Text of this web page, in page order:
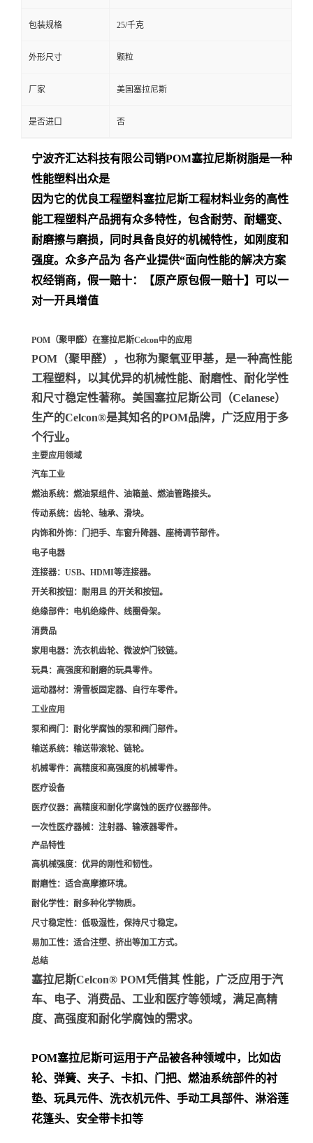
包装规格 25/千克
外形尺寸 颗粒
厂家 美国塞拉尼斯
是否进口 否
宁波齐汇达科技有限公司销POM塞拉尼斯树脂是一种
性能塑料出众是
因为它的优良工程塑料塞拉尼斯工程材料业务的高性
能工程塑料产品拥有众多特性，包含耐劳、耐蠕变、
耐磨擦与磨损，同时具备良好的机械特性，如刚度和
强度。众多产品为 各产业提供“面向性能的解决方案
权经销商，假一赔十：【原产原包假一赔十】可以一
对一开具增值
POM（聚甲醛）在塞拉尼斯Celcon中的应用
POM（聚甲醛）
，也称为聚氧亚甲基，是一种高性能
工程塑料，以其优异的机械性能、耐磨性、耐化学性
和尺寸稳定性著称。美国塞拉尼斯公司（Celanese）
生产的Celcon®是其知名的POM品牌，广泛应用于多
个行业。
主要应用领域
汽车工业
燃油系统：燃油泵组件、油箱盖、燃油管路接头。
传动系统：齿轮、轴承、滑块。
内饰和外饰：门把手、车窗升降器、座椅调节部件。
电子电器
连接器：USB、HDMI等连接器。
开关和按钮：耐用且 的开关和按钮。
绝缘部件：电机绝缘件、线圈骨架。
消费品
家用电器：洗衣机齿轮、微波炉门铰链。
玩具：高强度和耐磨的玩具零件。
运动器材：滑雪板固定器、自行车零件。
工业应用
泵和阀门 ：耐化学腐蚀的泵和阀门部件。
输送系统：输送带滚轮、链轮。
机械零件：高精度和高强度的机械零件。
医疗设备
医疗仪器：高精度和耐化学腐蚀的医疗仪器部件。
一次性医疗器械：注射器、输液器零件。
产品特性
高机械强度：优异的刚性和韧性。
耐磨性：适合高摩擦环境。
耐化学性：耐多种化学物质。
尺寸稳定性：低吸湿性，保持尺寸稳定。
易加工性：适合注塑、挤出等加工方式。
总结
塞拉尼斯Celcon® POM凭借其 性能，广泛应用于汽
车、电子、消费品、工业和医疗等领域，满足高精
度、高强度和耐化学腐蚀的需求。
POM塞拉尼斯可运用于产品被各种领域中，比如齿
轮、弹簧、夹子、卡扣、门把、 燃油系统部件的衬
垫、玩具元件、洗衣机元件、手动工具部件、淋浴莲
花篷头、安全带卡扣等